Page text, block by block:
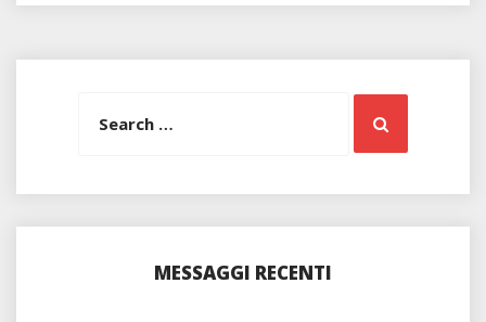
Search
MESSAGGI RECENTI